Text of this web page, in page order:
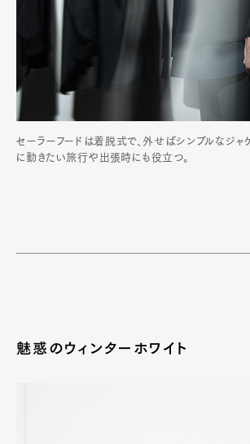
セーラーフードは着脱式で、外せばシンプルなジャ
に動きたい旅行や出張時にも役立つ。
魅惑のウィンターホワイト